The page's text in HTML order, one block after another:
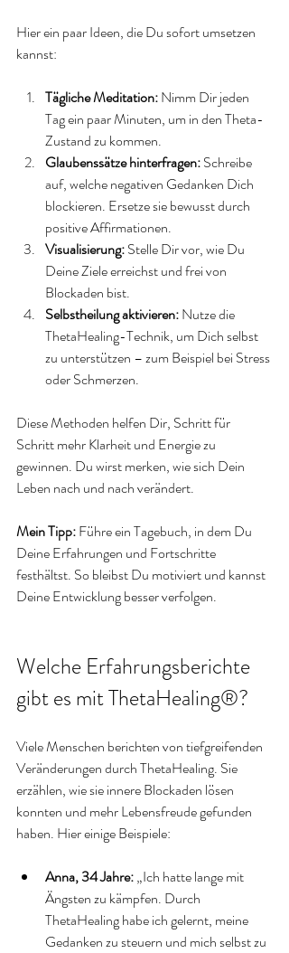
Hier ein paar Ideen, die Du sofort umsetzen
kannst:
Tägliche Meditation: Nimm Dir jeden
Tag ein paar Minuten, um in den Theta-
Zustand zu kommen.
Glaubenssätze hinterfragen: Schreibe
auf, welche negativen Gedanken Dich
blockieren. Ersetze sie bewusst durch
positive Affirmationen.
Visualisierung: Stelle Dir vor, wie Du
Deine Ziele erreichst und frei von
Blockaden bist.
Selbstheilung aktivieren: Nutze die
ThetaHealing-Technik, um Dich selbst
zu unterstützen – zum Beispiel bei Stress
oder Schmerzen.
Diese Methoden helfen Dir, Schritt für
Schritt mehr Klarheit und Energie zu
gewinnen. Du wirst merken, wie sich Dein
Leben nach und nach verändert.
Mein Tipp: Führe ein Tagebuch, in dem Du
Deine Erfahrungen und Fortschritte
festhältst. So bleibst Du motiviert und kannst
Deine Entwicklung besser verfolgen.
Welche Erfahrungsberichte
gibt es mit ThetaHealing®?
Viele Menschen berichten von tiefgreifenden
Veränderungen durch ThetaHealing. Sie
erzählen, wie sie innere Blockaden lösen
konnten und mehr Lebensfreude gefunden
haben. Hier einige Beispiele:
Anna, 34 Jahre: „Ich hatte lange mit
Ängsten zu kämpfen. Durch
ThetaHealing habe ich gelernt, meine
Gedanken zu steuern und mich selbst zu